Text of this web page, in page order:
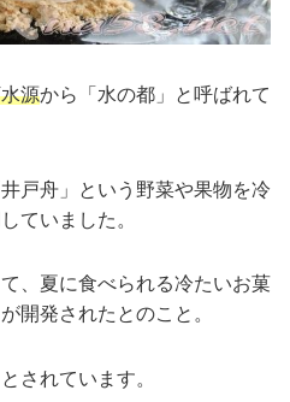
源から「水の都」と呼ばれて
戸舟」という野菜や果物を冷
ていました。
、夏に食べられる冷たいお菓
開発されたとのこと。
されています。